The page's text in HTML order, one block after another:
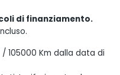
di finanziamento.
105000 Km dalla data di